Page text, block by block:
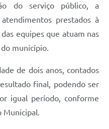
do serviço público, a
prestados à
equipes que atuam nas
município.
de dois anos, contados
final, podendo ser
igual período, conforme
Municipal.